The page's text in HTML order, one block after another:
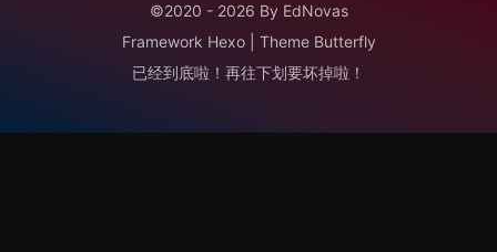
©2020 - 2026 By EdNovas
Framework Hexo Theme Butterfly
已经到底啦！再往下划要坏掉啦！